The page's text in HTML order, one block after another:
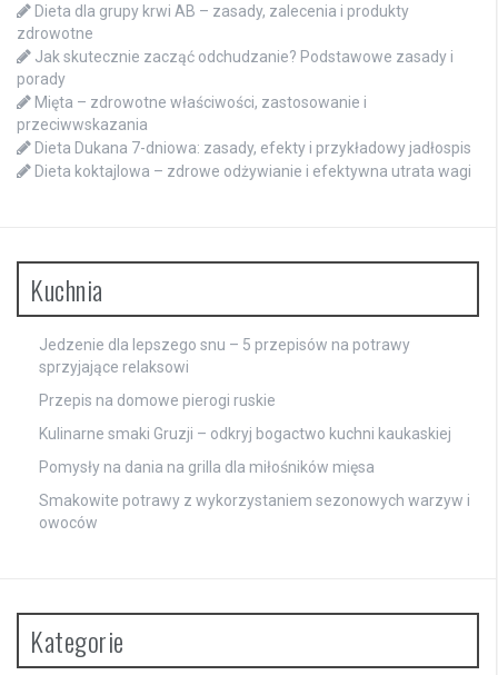
Dieta dla grupy krwi AB – zasady, zalecenia i produkty
zdrowotne
Jak skutecznie zacząć odchudzanie? Podstawowe zasady i
porady
Mięta – zdrowotne właściwości, zastosowanie i
przeciwwskazania
Dieta Dukana 7-dniowa: zasady, efekty i przykładowy jadłospis
Dieta koktajlowa – zdrowe odżywianie i efektywna utrata wagi
Kuchnia
Jedzenie dla lepszego snu – 5 przepisów na potrawy
sprzyjające relaksowi
Przepis na domowe pierogi ruskie
Kulinarne smaki Gruzji – odkryj bogactwo kuchni kaukaskiej
Pomysły na dania na grilla dla miłośników mięsa
Smakowite potrawy z wykorzystaniem sezonowych warzyw i
owoców
Kategorie